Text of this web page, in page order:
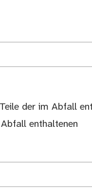
der im Abfall
enthaltenen